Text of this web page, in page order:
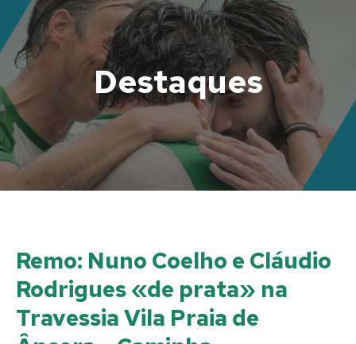
Destaques
Remo: Nuno Coelho e Cláudio
Rodrigues «de prata» na
Travessia Vila Praia de